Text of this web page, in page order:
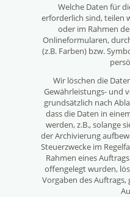
Welche Daten für
erforderlich sind, teilen
oder im Rahmen
Onlineformularen,
(z.B. Farben) bzw.
Wir löschen die
Gewährleistungs- und
grundsätzlich nach
dass die Daten in
werden, z.B., solange
der Archivierung
Steuerzwecke im
Rahmen eines
offengelegt wurden,
Vorgaben des Auftrags,